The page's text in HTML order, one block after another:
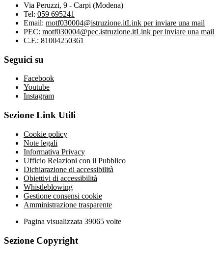
Via Peruzzi, 9 - Carpi (Modena)
Tel: 059 695241
Email: motf030004@istruzione.itLink per inviare una mail
PEC: motf030004@pec.istruzione.itLink per inviare una mail
C.F.: 81004250361
Seguici su
Facebook
Youtube
Instagram
Sezione Link Utili
Cookie policy
Note legali
Informativa Privacy
Ufficio Relazioni con il Pubblico
Dichiarazione di accessibilità
Obiettivi di accessibilità
Whistleblowing
Gestione consensi cookie
Amministrazione trasparente
Pagina visualizzata 39065 volte
Sezione Copyright